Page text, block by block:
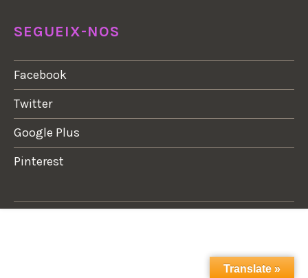
SEGUEIX-NOS
Facebook
Twitter
Google Plus
Pinterest
Translate »